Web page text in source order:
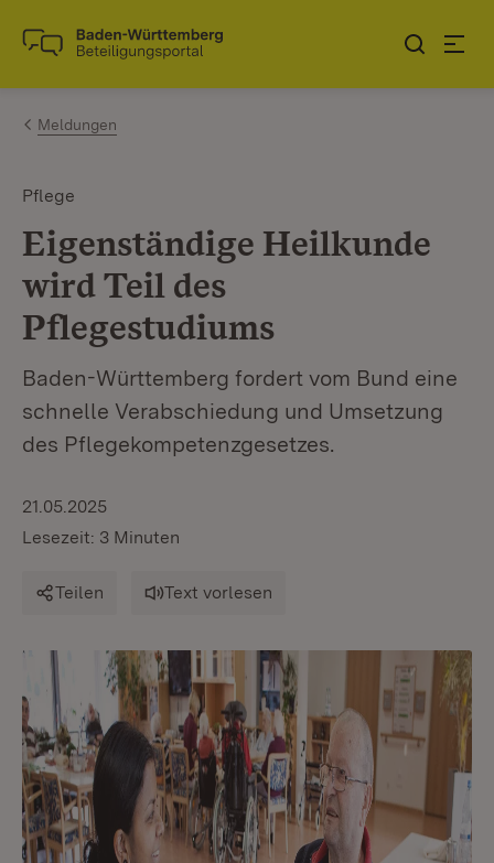
Zum Inhalt springen
Link zur Startseite
Meldungen
Pflege
Eigenständige Heilkunde
wird Teil des
Pflegestudiums
Baden-Württemberg fordert vom Bund eine
schnelle Verabschiedung und Umsetzung
des Pflegekompetenzgesetzes.
21.05.2025
Lesezeit: 3 Minuten
Teilen Text vorlesen